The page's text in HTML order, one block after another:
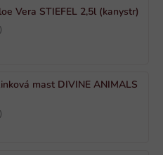
Vera STIEFEL 2,5l (kanystr)
mast DIVINE ANIMALS